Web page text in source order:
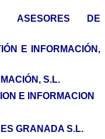
ASESORES DE
E INFORMACIÓN,
S.L.
E INFORMACION
GRANADA S.L.